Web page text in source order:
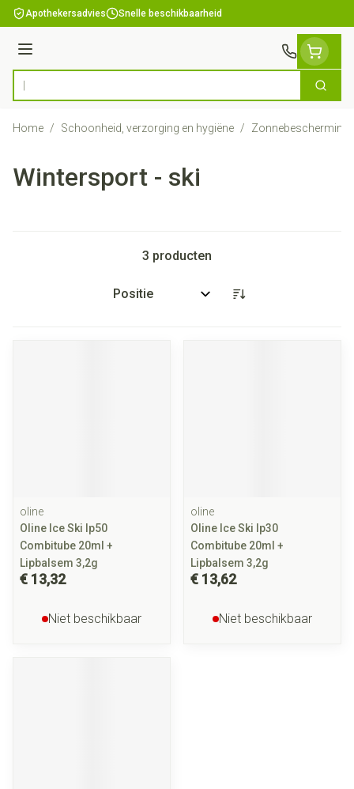
Ga naar de inhoud
Apothekersadvies Snelle beschikbaarheid
Menu
Product, merk, categorie... Zoek
Home / Schoonheid, verzorging en hygiëne / Zonnebescherming
Wintersport - ski
3 producten
Sorteer op:
oline
Oline Ice Ski Ip50
Combitube 20ml +
Lipbalsem 3,2g
€ 13,32
Niet beschikbaar
oline
Oline Ice Ski Ip30
Combitube 20ml +
Lipbalsem 3,2g
€ 13,62
Niet beschikbaar